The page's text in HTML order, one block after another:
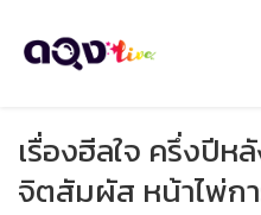
เรื่องฮีลใจ ครึ่งปีห
จิตสัมผัส หน้าไพ่ก